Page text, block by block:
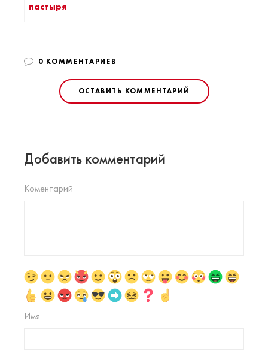
пастыря
0 КОММЕНТАРИЕВ
ОСТАВИТЬ КОММЕНТАРИЙ
Добавить комментарий
Коментарий
Имя